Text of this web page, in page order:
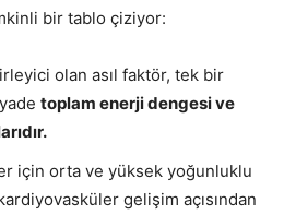
bir tablo çiziyor:
olan asıl faktör, tek bir
toplam enerji dengesi ve
için orta ve yüksek yoğunluklu
gelişim açısından